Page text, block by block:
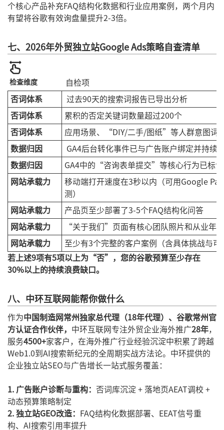
个核心产品补充FAQ结构化数据和行业应用案例，两个月内
有望将谷歌有效询盘量提升2-3倍。
七、2026年外贸独立站Google Ads策略自查清单
检查维度 自检项
否词体系 过去90天的搜索词报告已导出分析
否词体系 累积的否定关键词数量超过200个
否词体系 应用场景、“DIY/二手/图纸”等人群意图词
数据归因 GA4后台转化事件已与广告账户绑定并持续
数据归因 GA4中的“咨询表单提交”等核心行为已标
网站承载力
移动端打开速度在3秒以内（可用Google
测）
网站承载力 产品页至少部署了3-5个FAQ结构化问答
网站承载力 “关于我们”页面有核心团队照片和从业年限
网站承载力
至少有3个完整的客户案例（含具体挑战与可
若上述9项有5项以上为“否”，您的谷歌预算至少存在
30%以上的持续浪费缺口。
八、中环互联网能帮你做什么
作为中国制造网常州独家总代理（18年代理）、谷歌常州官
方认证合作伙伴， 中环互联网专注外贸企业海外推广28年，
服务4500+家客户，在海外推广行业经验沉淀中积累了跨越
Web1.0到AI搜索新纪元的全周期实战方法论。中环提供的
企业独立站SEO与广告增长一站式服务覆盖：
1. 广告账户诊断与重构： 否词库沉淀 + 落地页AEAT调校 +
动态预算策略制定
2. 独立站GEO改造：
FAQ结构化数据部署、EEAT信号重
构、AI搜索引用率提升